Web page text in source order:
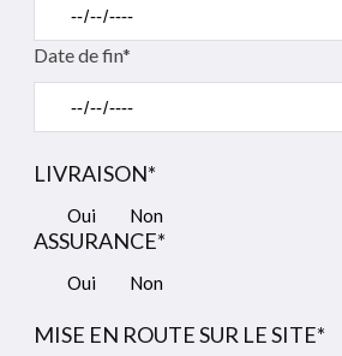
Date de fin*
LIVRAISON*
Oui Non
ASSURANCE*
Oui Non
MISE EN ROUTE SUR LE SITE*